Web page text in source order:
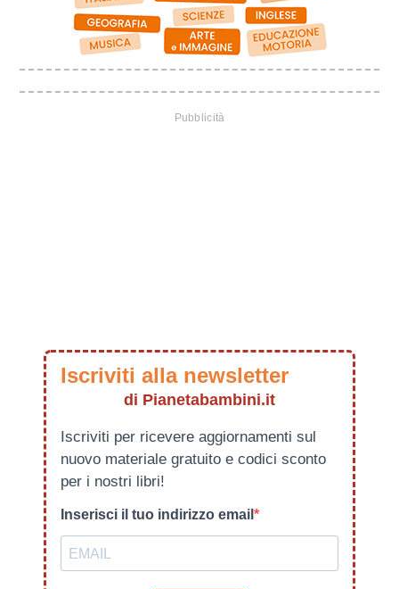
Iscriviti alla newsletter
di Pianetabambini.it
Iscriviti per ricevere aggiornamenti sul
nuovo materiale gratuito e codici sconto
per i nostri libri!
Inserisci il tuo indirizzo email